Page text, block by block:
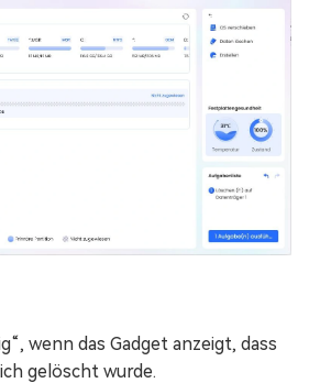
wenn das Gadget anzeigt, dass
gelöscht wurde.